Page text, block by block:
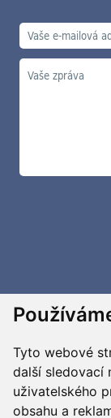
Tyto webové
další sledovací
uživatelského
obsahu a